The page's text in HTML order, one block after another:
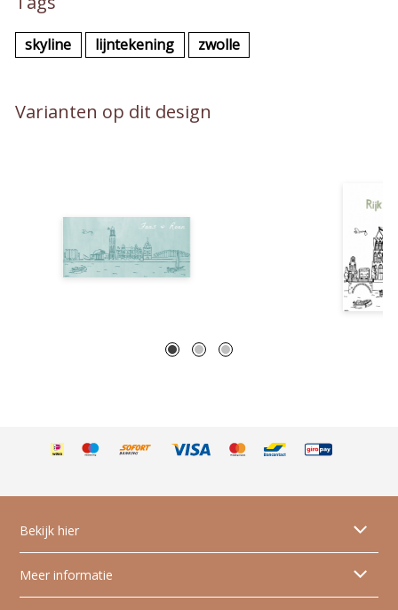
skyline lijntekening zwolle
Varianten op dit design
Bekijk hier
Alle geboortekaartjes
Dieren geboortekaartjes
Meer informatie